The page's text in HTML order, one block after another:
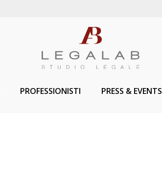
PROFESSIONISTI PRESS & EVENTS